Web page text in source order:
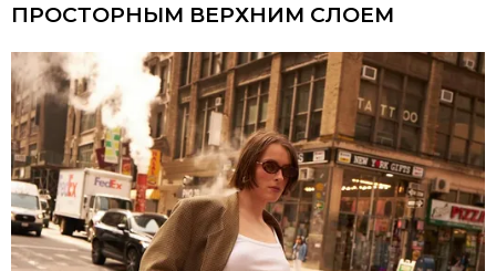
ПРОСТОРНЫМ ВЕРХНИМ СЛОЕМ